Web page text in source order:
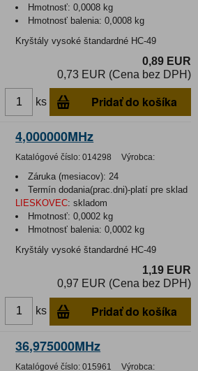
Hmotnosť:0,0008 kg
Hmotnosť balenia:0,0008 kg
Kryštály vysoké štandardné HC-49
0,89 EUR
0,73 EUR (Cena bez DPH)
ks Pridať do košíka
4,000000MHz
Katalógové číslo: 014298 Výrobca:
Záruka (mesiacov): 24
Termín dodania(prac.dni)-platí pre sklad
LIESKOVEC: skladom
Hmotnosť:0,0002 kg
Hmotnosť balenia:0,0002 kg
Kryštály vysoké štandardné HC-49
1,19 EUR
0,97 EUR (Cena bez DPH)
ks Pridať do košíka
36,975000MHz
Katalógové číslo: 015961 Výrobca: